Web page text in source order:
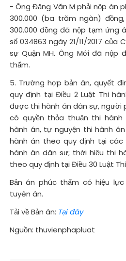
- Ông Đặng Văn M phải nộp án
300.000 (ba trăm ngàn)
300.000 đồng đã nộp tạm ứng
số 034863 ngày 21/11/2017 của
sự Quận MH. Ông Mới đã nộp
thẩm.
5. Trường hợp bản án, quyết
quy định tại Điều 2 Luật Thi
được thi hành án dân sự, người
có quyền thỏa thuận thi hành
hành án, tự nguyện thi hành
hành án theo quy định tại các
hành án dân sự; thời hiệu thi
theo quy định tại Điều 30 Luật
Bản án phúc thẩm có hiệu
tuyên án.
Tải về Bản án: Tại đây
Nguồn: thuvienphapluat